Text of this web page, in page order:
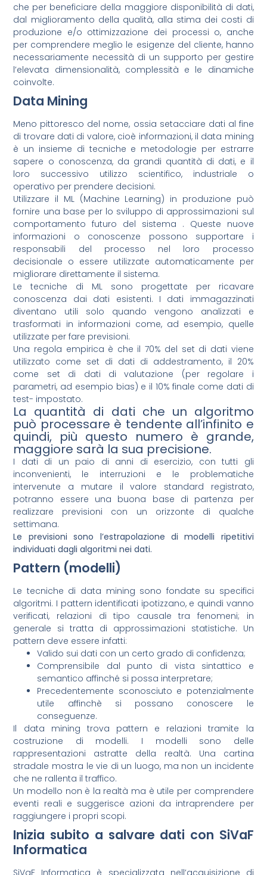
che per beneficiare della maggiore disponibilità di dati,
dal miglioramento della qualità, alla stima dei costi di
produzione e/o ottimizzazione dei processi o, anche
per comprendere meglio le esigenze del cliente, hanno
necessariamente necessità di un supporto per gestire
l’elevata dimensionalità, complessità e le dinamiche
coinvolte.
Data Mining
Meno pittoresco del nome, ossia setacciare dati al fine
di trovare dati di valore, cioè informazioni, il data mining
è un insieme di tecniche e metodologie per estrarre
sapere o conoscenza, da grandi quantità di dati, e il
loro successivo utilizzo scientifico, industriale o
operativo per prendere decisioni.
Utilizzare il ML (Machine Learning) in produzione può
fornire una base per lo sviluppo di approssimazioni sul
comportamento futuro del sistema . Queste nuove
informazioni o conoscenze possono supportare i
responsabili del processo nel loro processo
decisionale o essere utilizzate automaticamente per
migliorare direttamente il sistema.
Le tecniche di ML sono progettate per ricavare
conoscenza dai dati esistenti. I dati immagazzinati
diventano utili solo quando vengono analizzati e
trasformati in informazioni come, ad esempio, quelle
utilizzate per fare previsioni.
Una regola empirica è che il 70% del set di dati viene
utilizzato come set di dati di addestramento, il 20%
come set di dati di valutazione (per regolare i
parametri, ad esempio bias) e il 10% finale come dati di
test- impostato.
La quantità di dati che un algoritmo
può processare è tendente all’infinito e
quindi, più questo numero è grande,
maggiore sarà la sua precisione.
I dati di un paio di anni di esercizio, con tutti gli
inconvenienti, le interruzioni e le problematiche
intervenute a mutare il valore standard registrato,
potranno essere una buona base di partenza per
realizzare previsioni con un orizzonte di qualche
settimana.
Le previsioni sono l’estrapolazione di modelli ripetitivi
individuati dagli algoritmi nei dati.
Pattern (modelli)
Le tecniche di data mining sono fondate su specifici
algoritmi. I pattern identificati ipotizzano, e quindi vanno
verificati, relazioni di tipo causale tra fenomeni; in
generale si tratta di approssimazioni statistiche. Un
pattern deve essere infatti:
Valido sui dati con un certo grado di confidenza;
Comprensibile dal punto di vista sintattico e
semantico affinché si possa interpretare;
Precedentemente sconosciuto e potenzialmente
utile affinchè si possano conoscere le
conseguenze.
Il data mining trova pattern e relazioni tramite la
costruzione di modelli. I modelli sono delle
rappresentazioni astratte della realtà. Una cartina
stradale mostra le vie di un luogo, ma non un incidente
che ne rallenta il traffico.
Un modello non è la realtà ma è utile per comprendere
eventi reali e suggerisce azioni da intraprendere per
raggiungere i propri scopi.
Inizia subito a salvare dati con SiVaF
Informatica
SiVaF Informatica è specializzata nell’acquisizione di